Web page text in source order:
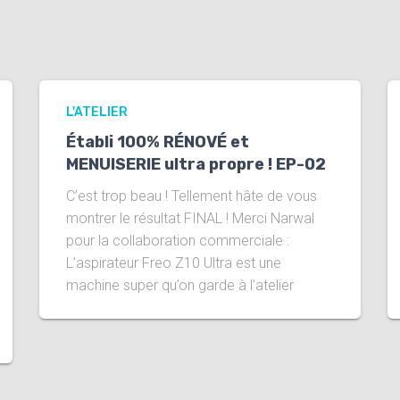
L'ATELIER
Établi 100% RÉNOVÉ et
MENUISERIE ultra propre ! EP-02
C’est trop beau ! Tellement hâte de vous
montrer le résultat FINAL ! Merci Narwal
pour la collaboration commerciale :
L’aspirateur Freo Z10 Ultra est une
machine super qu’on garde à l’atelier